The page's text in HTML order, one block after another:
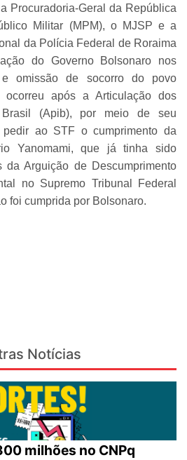
Procuradoria-Geral da República
Militar (MPM), o MJSP e a
da Polícia Federal de Roraima
do Governo Bolsonaro nos
omissão de socorro do povo
ocorreu após a Articulação dos
(Apib), por meio de seu
pedir ao STF o cumprimento da
Yanomami, que já tinha sido
da Arguição de Descumprimento
no Supremo Tribunal Federal
foi cumprida por Bolsonaro.
Notícias
milhões no CNPq